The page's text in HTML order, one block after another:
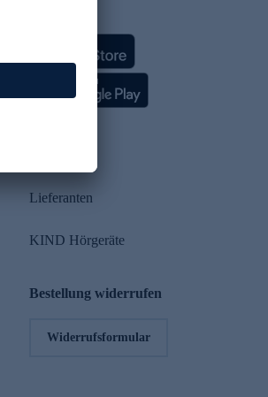
Lieferanten
KIND Hörgeräte
Bestellung widerrufen
Widerrufsformular